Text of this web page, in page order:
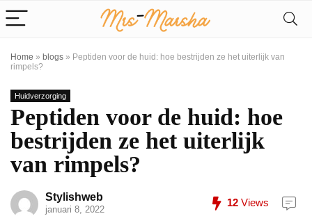
Home » blogs » Peptiden voor de huid: hoe bestrijden ze het uiterlijk van
rimpels?
Huidverzorging
Peptiden voor de huid: hoe
bestrijden ze het uiterlijk
van rimpels?
Stylishweb
januari 8, 2022
12 Views